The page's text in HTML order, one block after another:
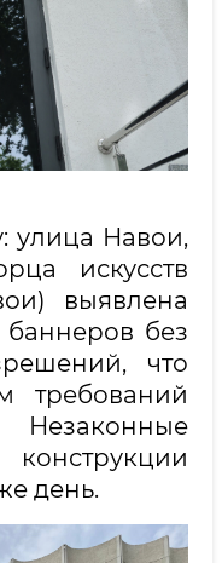
улица Навои,
искусств
выявлена
баннеров без
что
требований
Незаконные
день.